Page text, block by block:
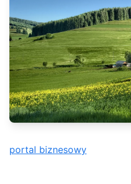
portal biznesowy